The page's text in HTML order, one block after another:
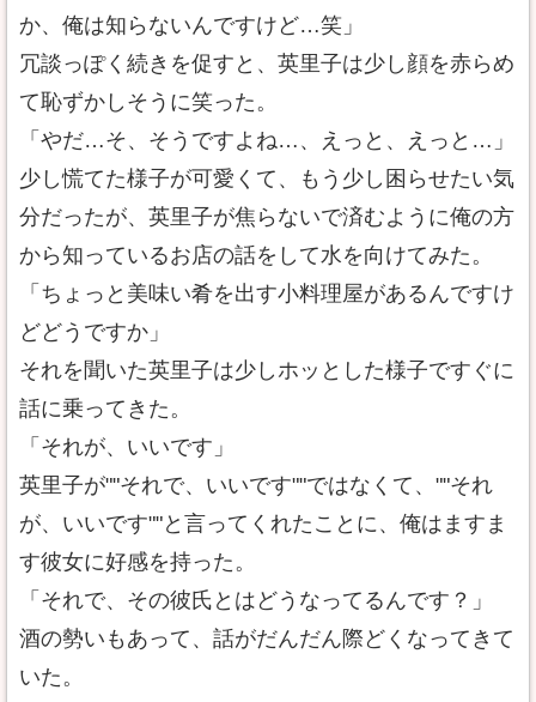
か、俺は知らないんですけど…笑」
冗談っぽく続きを促すと、英里子は少し顔を赤らめ
て恥ずかしそうに笑った。
「やだ…そ、そうですよね…、えっと、えっと…」
少し慌てた様子が可愛くて、もう少し困らせたい気
分だったが、英里子が焦らないで済むように俺の方
から知っているお店の話をして水を向けてみた。
「ちょっと美味い肴を出す小料理屋があるんですけ
どどうですか」
それを聞いた英里子は少しホッとした様子ですぐに
話に乗ってきた。
「それが、いいです」
英里子が""それで、いいです""ではなくて、""それ
が、いいです""と言ってくれたことに、俺はますま
す彼女に好感を持った。
「それで、その彼氏とはどうなってるんです？」
酒の勢いもあって、話がだんだん際どくなってきて
いた。